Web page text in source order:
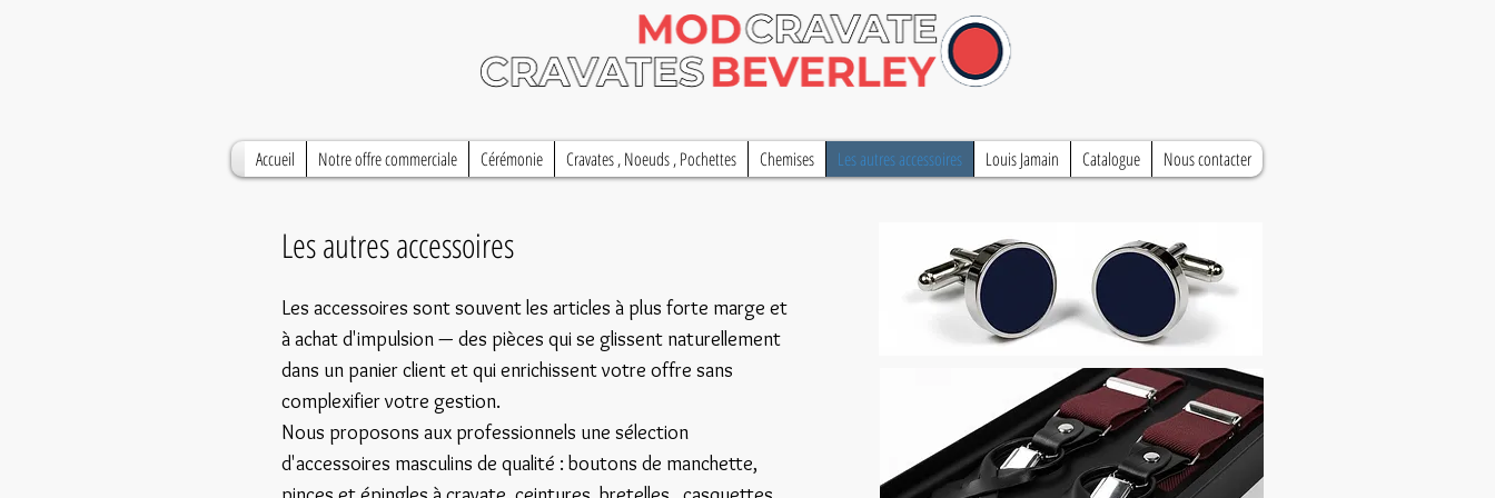
Accueil Notre offre commerciale Cérémonie Cravates , Noeuds , Pochettes Chemises Les autres accessoires Louis Jamain Catalogue Nous contacter
Les autres accessoires
Les accessoires sont souvent les articles à plus forte marge et
à achat d'impulsion — des pièces qui se glissent naturellement
dans un panier client et qui enrichissent votre offre sans
complexifier votre gestion.
Nous proposons aux professionnels une sélection
d'accessoires masculins de qualité : boutons de manchette,